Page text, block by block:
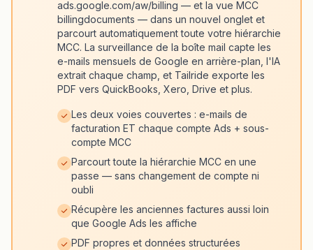
ads.google.com/aw/billing — et la vue MCC
billingdocuments — dans un nouvel onglet et
parcourt automatiquement toute votre hiérarchie
MCC. La surveillance de la boîte mail capte les
e-mails mensuels de Google en arrière-plan, l'IA
extrait chaque champ, et Tailride exporte les
PDF vers QuickBooks, Xero, Drive et plus.
Les deux voies couvertes : e-mails de
facturation ET chaque compte Ads + sous-
compte MCC
Parcourt toute la hiérarchie MCC en une
passe — sans changement de compte ni
oubli
Récupère les anciennes factures aussi loin
que Google Ads les affiche
PDF propres et données structurées